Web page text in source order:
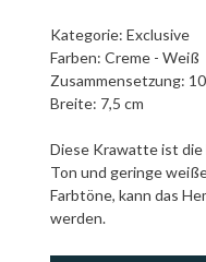
Kategorie: Exclusive
Farben: Creme - Weiß
Zusammensetzung:
Breite: 7,5 cm
Diese Krawatte ist
Ton und geringe
Farbtöne, kann das
werden.